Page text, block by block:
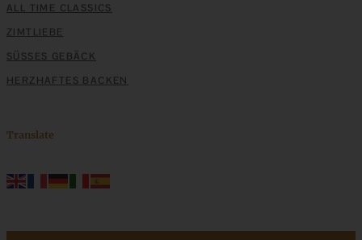
ALL TIME CLASSICS
ZIMTLIEBE
SÜSSES GEBÄCK
HERZHAFTES BACKEN
Translate